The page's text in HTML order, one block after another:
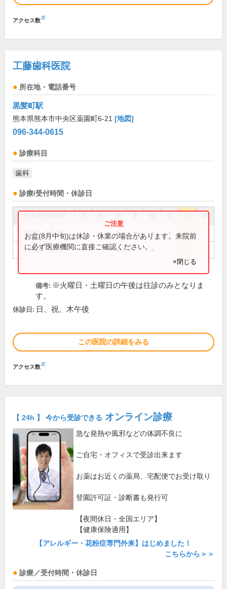
アクセス数※
工藤歯科医院
所在地・電話番号
黒髪町駅
熊本県熊本市中央区薬園町6-21 [地図]
096-344-0615
診療科目
歯科
診療/受付時間・休診日
祝
9:00～12:00 ● ● ● ● ●
14:00～18:00 ● ●
お盆(8月中旬)は休診・休業の場合があります。来院前
に必ず医療機関に直接ご確認ください。
×閉じる
備考: ※火曜日・土曜日の午後は往診のみとなりま
す。
休診日: 日、祝、木午後
この医院の詳細をみる
アクセス数※
【 24h 】 今から受診できる オンライン診療
急な発熱や風邪などの体調不良に
ご自宅・オフィスで受診出来ます
お薬はお近くの薬局、宅配便でお受け取り
登園許可証・診断書も発行可
【夜間休日・全国エリア】
【健康保険適用】
【アレルギー・花粉症専門外来】はじめました！
こちらから＞＞
診療／受付時間・休診日